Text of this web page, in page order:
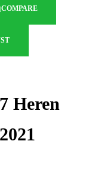
COMPARE
Heren